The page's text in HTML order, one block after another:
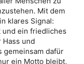
Mit dem
klares Signal:
und ein friedliches
und
gemeinsam dafür
ein Motto bleibt,